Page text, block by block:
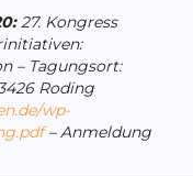
27. Kongress
– Tagungsort:
Roding
wp-
–Anmeldung